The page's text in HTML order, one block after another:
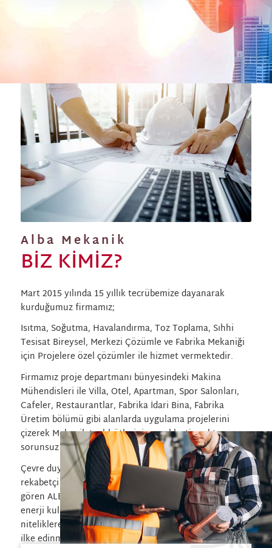
Alba Mekanik
BIZ KIMIZ?
Mart 2015 yılında 15 yıllık tecrübemize dayanarak
kurduğumuz firmamız;
Isıtma, Soğutma, Havalandırma, Toz Toplama, Sıhhi
Tesisat Bireysel, Merkezi Çözümle ve Fabrika Mekaniği
için Projelere özel çözümler ile hizmet vermektedir.
Firmamız proje departmanı bünyesindeki Makina
Mühendisleri ile Villa, Otel, Apartman, Spor Salonları,
Cafeler, Restaurantlar, Fabrika İdari Bina, Fabrika
Üretim bölümü gibi alanlarda uygulama projelerini
çizerek Mekanik taahhütlerini gerçekleştirmekte
sorunsuz ve çalışır durumda teslim etmektedir.
Çevre duyarlılığını maliyet unsuru olarak değil,
rekabetçi kurumsal yapısının ayrılmaz bir parçası olarak
gören ALBA; çevreci, enerji tasarrufunu ve minimum
enerji kullanımını dikkate alarak, üstün teknolojik
niteliklere sahip, kaliteli ürün ve hizmetleri sunmayı
ilke edinmiştir.